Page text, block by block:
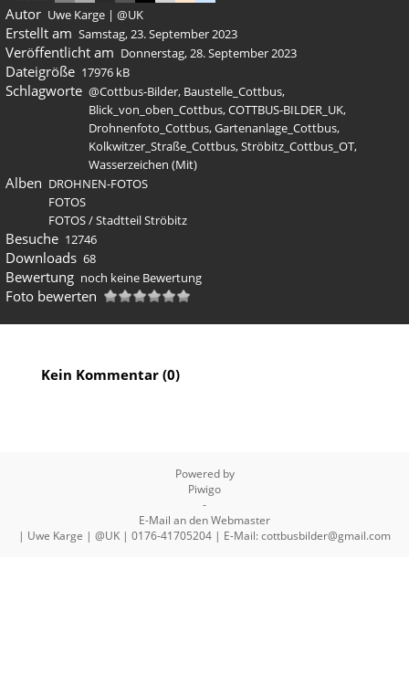
Autor Uwe Karge | @UK
Erstellt am Samstag, 23. September 2023
Veröffentlicht am Donnerstag, 28. September 2023
Dateigröße 17976 kB
Schlagworte @Cottbus-Bilder, Baustelle_Cottbus,
Blick_von_oben_Cottbus,COTTBUS-BILDER_UK,
Drohnenfoto_Cottbus,Gartenanlage_Cottbus,
Kolkwitzer_Straße_Cottbus,Ströbitz_Cottbus_OT,
Wasserzeichen (Mit)
Alben DROHNEN-FOTOS
FOTOS
FOTOS/Stadtteil Ströbitz
Besuche 12746
Downloads 68
Bewertung noch keine Bewertung
Foto bewerten
Kein Kommentar (0)
Powered by
Piwigo
-
E-Mail an den Webmaster
| Uwe Karge | @UK | 0176-41705204 | E-Mail: cottbusbilder@gmail.com